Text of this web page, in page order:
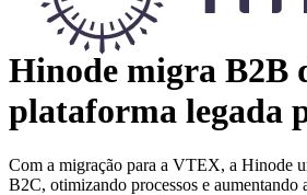
Hinode migra B2B
plataforma legada
Com a migração para a VTEX, a Hinode
B2C, otimizando processos e aumentando